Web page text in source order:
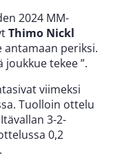
2024 MM-
Thimo Nickl
antamaan periksi.
tekee ”.
viimeksi
Tuolloin ottelu
3-2-
0,2